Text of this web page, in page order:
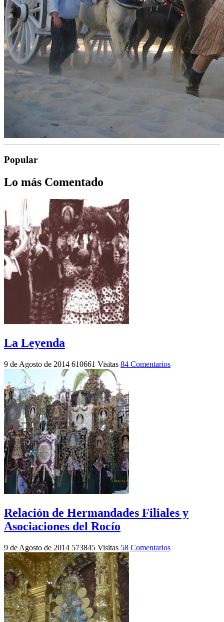
Popular
Lo más Comentado
La Leyenda
9 de Agosto de 2014 610661 Visitas 84 Comentarios
Relación de Hermandades Filiales y
Asociaciones del Rocío
9 de Agosto de 2014 573845 Visitas 58 Comentarios